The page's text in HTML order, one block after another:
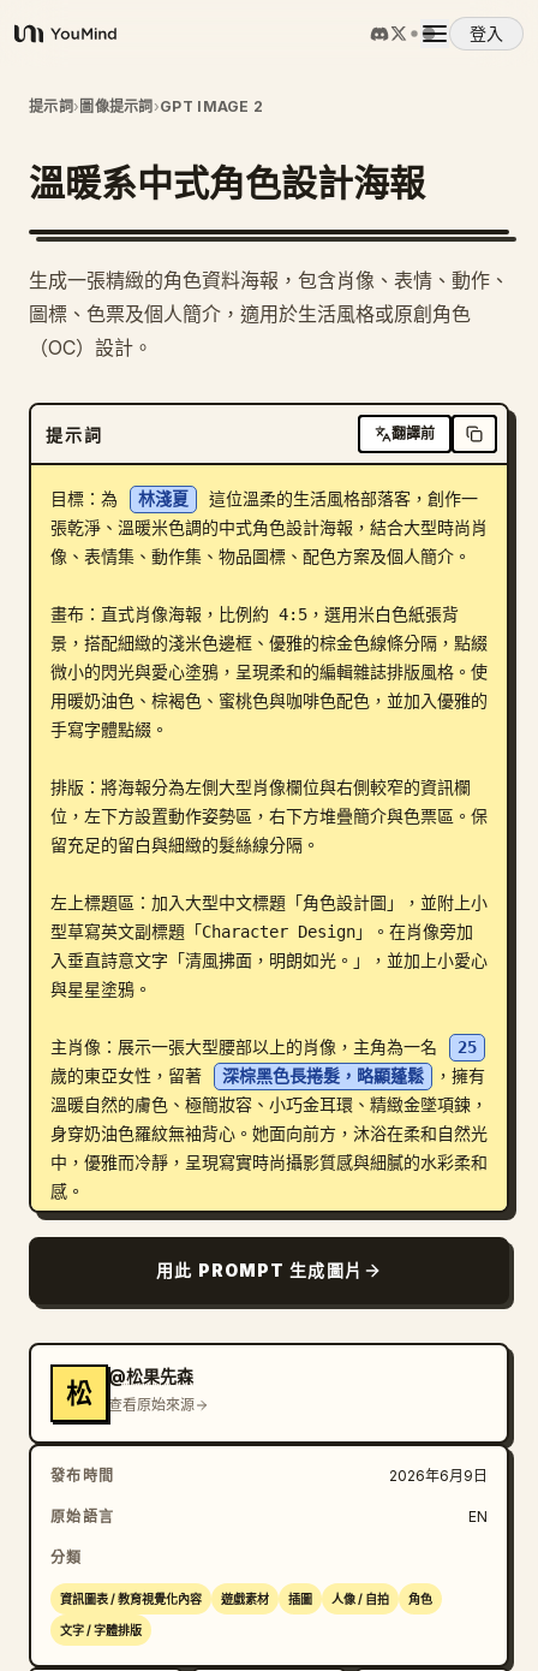
YouMind
登入
概覽
使用案例
提示詞
定價
下載
更新
提示詞› 圖像提示詞 ›GPT IMAGE 2
溫暖系中式角色設計海報
生成一張精緻的角色資料海報，包含肖像、表情、動作、
圖標、色票及個人簡介，適用於生活風格或原創角色
（OC）設計。
提示詞 翻譯前
目標：為 林淺夏
這位溫柔的生活風格部落客，創作一
張乾淨、溫暖米色調的中式角色設計海報，結合大型時尚肖
像、表情集、動作集、物品圖標、配色方案及個人簡介。
畫布：直式肖像海報，比例約 4:5，選用米白色紙張背
景，搭配細緻的淺米色邊框、優雅的棕金色線條分隔，點綴
微小的閃光與愛心塗鴉，呈現柔和的編輯雜誌排版風格。使
用暖奶油色、棕褐色、蜜桃色與咖啡色配色，並加入優雅的
手寫字體點綴。
排版：將海報分為左側大型肖像欄位與右側較窄的資訊欄
位，左下方設置動作姿勢區，右下方堆疊簡介與色票區。保
留充足的留白與細緻的髮絲線分隔。
左上標題區：加入大型中文標題「角色設計圖」，並附上小
型草寫英文副標題「Character Design」。在肖像旁加
入垂直詩意文字「清風拂面，明朗如光。」，並加上小愛心
與星星塗鴉。
主肖像：展示一張大型腰部以上的肖像，主角為一名
25
歲的東亞女性，留著
深棕黑色長捲髮，略顯蓬鬆
，擁有
溫暖自然的膚色、極簡妝容、小巧金耳環、精緻金墜項鍊，
身穿奶油色羅紋無袖背心。她面向前方，沐浴在柔和自然光
中，優雅而冷靜，呈現寫實時尚攝影質感與細膩的水彩柔和
感。
方寫上「溫柔明朗的生活收藏家」。包含 5 行個人資料：
「年齡：25 歲」、「身高：165cm」、「生日：7 月 18
入一張便利貼風格的語錄卡，寫著：「生活很簡單，開心很
重要，請盡情擁抱每一天。——淺夏♡」。
表情區：加入標題「表情設定」，並排列 6 個相同女性的
頭像，分為兩行，每個頭像下方配有圓形米色標籤。6 個
標籤分別為：「開心」、「生氣」、「困倦」、「驚訝」、
僅改變面部表情與頭部角度。
動作區：加入標題「動作設定」，並展示 3 個相同女性的
用此 PROMPT 生成圖片
松
@松果先森
查看原始來源
發布時間 2026年6月9日
原始語言 EN
分類
資訊圖表 / 教育視覺化內容 遊戲素材 插圖 人像 / 自拍 角色
文字 / 字體排版